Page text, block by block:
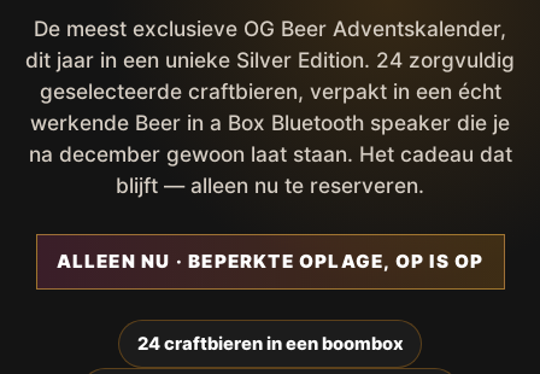
De meest exclusieve OG Beer Adventskalender,
dit jaar in een unieke Silver Edition. 24 zorgvuldig
geselecteerde craftbieren, verpakt in een écht
werkende Beer in a Box Bluetooth speaker die je
na december gewoon laat staan. Het cadeau dat
blijft — alleen nu te reserveren.
ALLEEN NU · BEPERKTE OPLAGE, OP IS OP
24 craftbieren in een boombox